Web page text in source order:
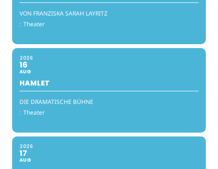
VON FRANZISKA SARAH LAYRITZ
: Theater
2026
16
AUG
HAMLET
DIE DRAMATISCHE BÜHNE
: Theater
2026
17
AUG